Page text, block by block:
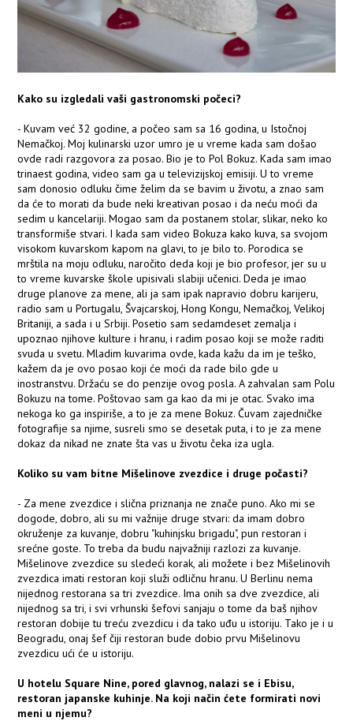
Kako su izgledali vaši gastronomski počeci?
- Kuvam već 32 godine, a počeo sam sa 16 godina, u Istočnoj
Nemačkoj. Moj kulinarski uzor umro je u vreme kada sam došao
ovde radi razgovora za posao. Bio je to Pol Bokuz. Kada sam imao
trinaest godina, video sam ga u televizijskoj emisiji. U to vreme
sam donosio odluku čime želim da se bavim u životu, a znao sam
da će to morati da bude neki kreativan posao i da neću moći da
sedim u kancelariji. Mogao sam da postanem stolar, slikar, neko ko
transformiše stvari. I kada sam video Bokuza kako kuva, sa svojom
visokom kuvarskom kapom na glavi, to je bilo to. Porodica se
mrštila na moju odluku, naročito deda koji je bio profesor, jer su u
to vreme kuvarske škole upisivali slabiji učenici. Deda je imao
druge planove za mene, ali ja sam ipak napravio dobru karijeru,
radio sam u Portugalu, Švajcarskoj, Hong Kongu, Nemačkoj, Velikoj
Britaniji, a sada i u Srbiji. Posetio sam sedamdeset zemalja i
upoznao njihove kulture i hranu, i radim posao koji se može raditi
svuda u svetu. Mladim kuvarima ovde, kada kažu da im je teško,
kažem da je ovo posao koji će moći da rade bilo gde u
inostranstvu. Držaću se do penzije ovog posla. A zahvalan sam Polu
Bokuzu na tome. Poštovao sam ga kao da mi je otac. Svako ima
nekoga ko ga inspiriše, a to je za mene Bokuz. Čuvam zajedničke
fotografije sa njime, susreli smo se desetak puta, i to je za mene
dokaz da nikad ne znate šta vas u životu čeka iza ugla.
Koliko su vam bitne Mišelinove zvezdice i druge počasti?
- Za mene zvezdice i slična priznanja ne znače puno. Ako mi se
dogode, dobro, ali su mi važnije druge stvari: da imam dobro
okruženje za kuvanje, dobru "kuhinjsku brigadu", pun restoran i
srećne goste. To treba da budu najvažniji razlozi za kuvanje.
Mišelinove zvezdice su sledeći korak, ali možete i bez Mišelinovih
zvezdica imati restoran koji služi odličnu hranu. U Berlinu nema
nijednog restorana sa tri zvezdice. Ima onih sa dve zvezdice, ali
nijednog sa tri, i svi vrhunski šefovi sanjaju o tome da baš njihov
restoran dobije tu treću zvezdicu i da tako uđu u istoriju. Tako je i u
Beogradu, onaj šef čiji restoran bude dobio prvu Mišelinovu
zvezdicu ući će u istoriju.
U hotelu Square Nine, pored glavnog, nalazi se i Ebisu,
restoran japanske kuhinje. Na koji način ćete formirati novi
meni u njemu?